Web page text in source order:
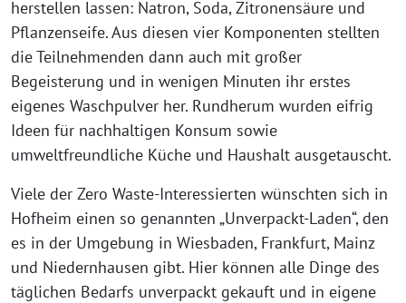
herstellen lassen: Natron, Soda, Zitronensäure und
Pflanzenseife. Aus diesen vier Komponenten stellten
die Teilnehmenden dann auch mit großer
Begeisterung und in wenigen Minuten ihr erstes
eigenes Waschpulver her. Rundherum wurden eifrig
Ideen für nachhaltigen Konsum sowie
umweltfreundliche Küche und Haushalt ausgetauscht.
Viele der Zero Waste-Interessierten wünschten sich in
Hofheim einen so genannten „Unverpackt-Laden“, den
es in der Umgebung in Wiesbaden, Frankfurt, Mainz
und Niedernhausen gibt. Hier können alle Dinge des
täglichen Bedarfs unverpackt gekauft und in eigene